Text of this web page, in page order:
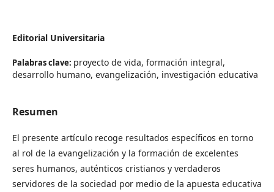
Editorial Universitaria
Palabras clave: proyecto de vida, formación integral,
desarrollo humano, evangelización, investigación educativa
Resumen
El presente artículo recoge resultados específicos en torno
al rol de la evangelización y la formación de excelentes
seres humanos, auténticos cristianos y verdaderos
servidores de la sociedad por medio de la apuesta educativa